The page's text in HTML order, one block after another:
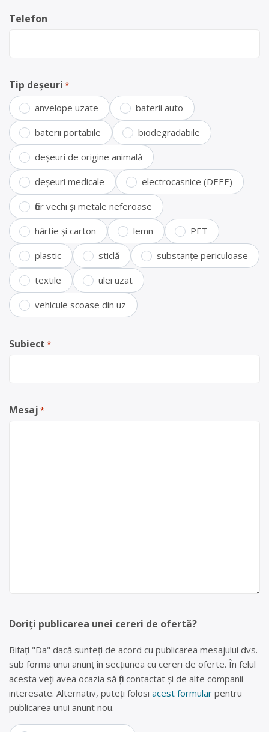
Telefon
Tip deșeuri *
anvelope uzate baterii auto
baterii portabile biodegradabile
deșeuri de origine animală
deșeuri medicale electrocasnice (DEEE)
fier vechi și metale neferoase
hârtie și carton lemn PET
plastic sticlă substanțe periculoase
textile ulei uzat
vehicule scoase din uz
Subiect *
Mesaj *
Doriți publicarea unei cereri de ofertă?
Bifați "Da" dacă sunteți de acord cu publicarea mesajului dvs.
sub forma unui anunț în secțiunea cu cereri de oferte. În felul
acesta veți avea ocazia să fiți contactat și de alte companii
interesate. Alternativ, puteți folosi acest formular pentru
publicarea unui anunt nou.